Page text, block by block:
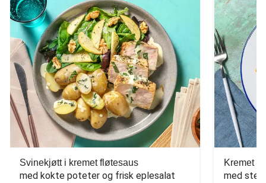
Svinekjøtt i kremet fløtesaus
med kokte poteter og frisk eplesalat
Kremet
med